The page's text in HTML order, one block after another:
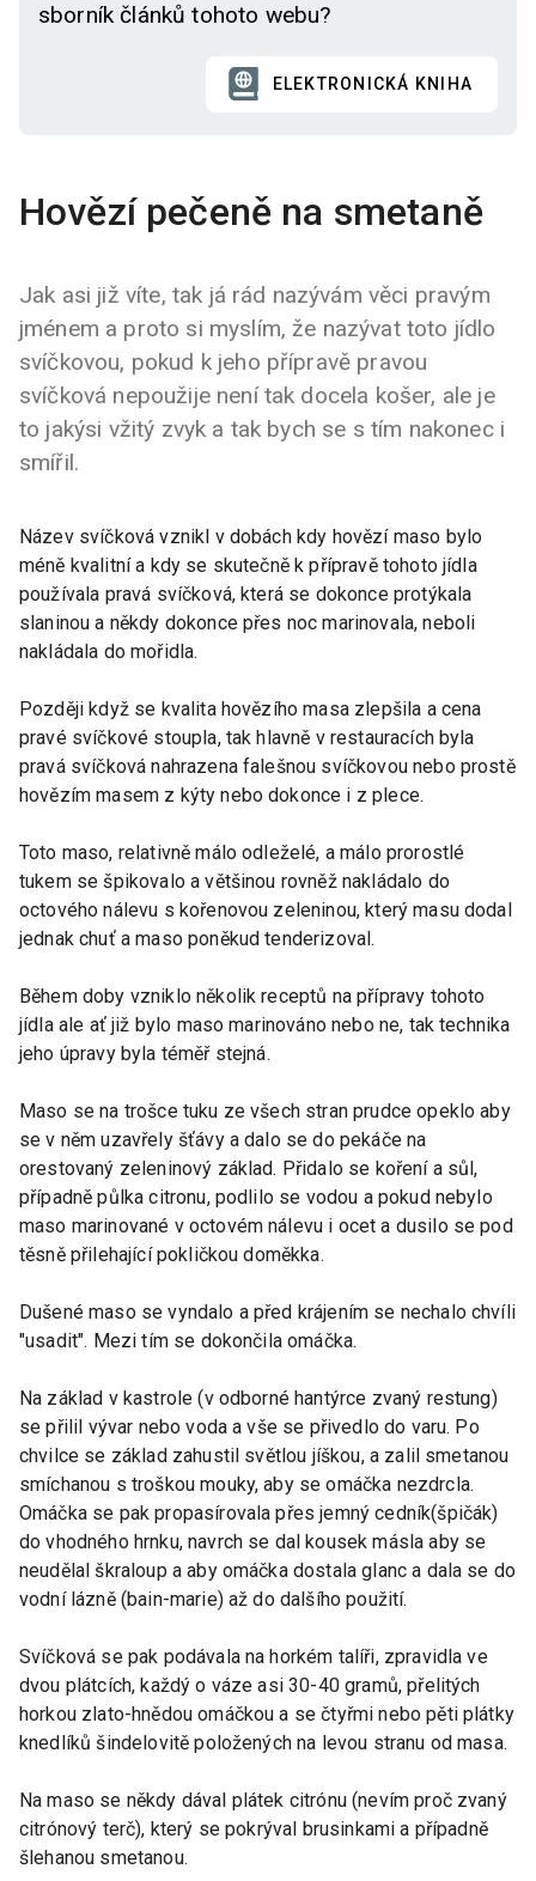
sborník článků tohoto webu?
ELEKTRONICKÁ KNIHA
Hovězí pečeně na smetaně
Jak asi již víte, tak já rád nazývám věci pravým
jménem a proto si myslím, že nazývat toto jídlo
svíčkovou, pokud k jeho přípravě pravou
svíčková nepoužije není tak docela košer, ale je
to jakýsi vžitý zvyk a tak bych se s tím nakonec i
smířil.
Název svíčková vznikl v dobách kdy hovězí maso bylo
méně kvalitní a kdy se skutečně k přípravě tohoto jídla
používala pravá svíčková, která se dokonce protýkala
slaninou a někdy dokonce přes noc marinovala, neboli
nakládala do mořidla.
Později když se kvalita hovězího masa zlepšila a cena
pravé svíčkové stoupla, tak hlavně v restauracích byla
pravá svíčková nahrazena falešnou svíčkovou nebo prostě
hovězím masem z kýty nebo dokonce i z plece.
Toto maso, relativně málo odleželé, a málo prorostlé
tukem se špikovalo a většinou rovněž nakládalo do
octového nálevu s kořenovou zeleninou, který masu dodal
jednak chuť a maso poněkud tenderizoval.
Během doby vzniklo několik receptů na přípravy tohoto
jídla ale ať již bylo maso marinováno nebo ne, tak technika
jeho úpravy byla téměř stejná.
Maso se na trošce tuku ze všech stran prudce opeklo aby
se v něm uzavřely šťávy a dalo se do pekáče na
orestovaný zeleninový základ. Přidalo se koření a sůl,
případně půlka citronu, podlilo se vodou a pokud nebylo
maso marinované v octovém nálevu i ocet a dusilo se pod
těsně přilehající pokličkou doměkka.
Dušené maso se vyndalo a před krájením se nechalo chvíli
"usadit". Mezi tím se dokončila omáčka.
Na základ v kastrole (v odborné hantýrce zvaný restung)
se přilil vývar nebo voda a vše se přivedlo do varu. Po
chvilce se základ zahustil světlou jíškou, a zalil smetanou
smíchanou s troškou mouky, aby se omáčka nezdrcla.
Omáčka se pak propasírovala přes jemný cedník(špičák)
do vhodného hrnku, navrch se dal kousek másla aby se
neudělal škraloup a aby omáčka dostala glanc a dala se do
vodní lázně (bain-marie) až do dalšího použití.
Svíčková se pak podávala na horkém talíři, zpravidla ve
dvou plátcích, každý o váze asi 30-40 gramů, přelitých
horkou zlato-hnědou omáčkou a se čtyřmi nebo pěti plátky
knedlíků šindelovitě položených na levou stranu od masa.
Na maso se někdy dával plátek citrónu (nevím proč zvaný
citrónový terč), který se pokrýval brusinkami a případně
šlehanou smetanou.